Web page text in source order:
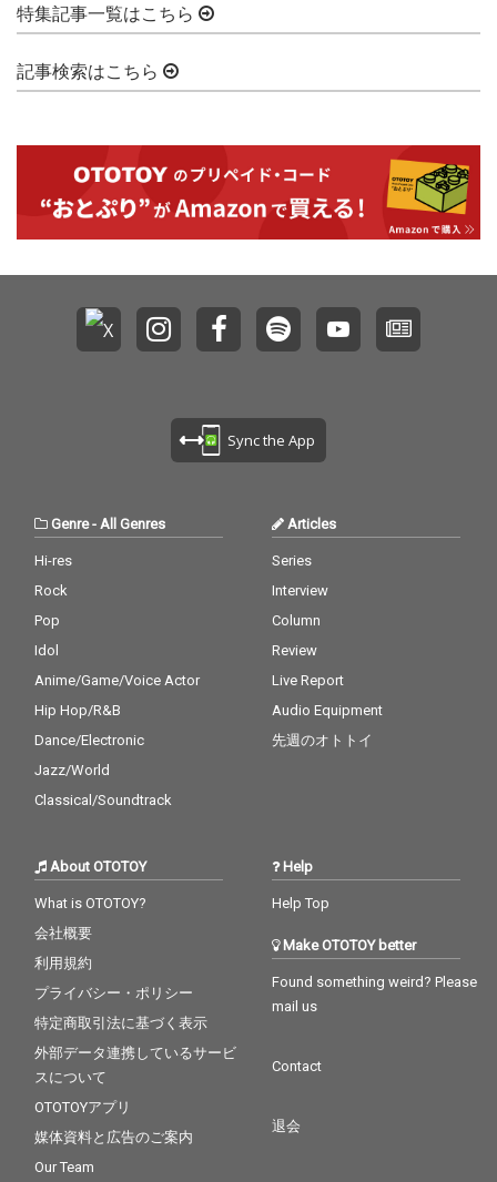
特集記事一覧はこちら
記事検索はこちら
Sync the App
Genre- All Genres
Hi-res
Rock
Pop
Idol
Anime/Game/Voice Actor
Hip Hop/R&B
Dance/Electronic
Jazz/World
Classical/Soundtrack
Articles
Series
Interview
Column
Review
Live Report
Audio Equipment
先週のオトトイ
About OTOTOY
What is OTOTOY?
会社概要
利用規約
プライバシー・ポリシー
特定商取引法に基づく表示
外部データ連携しているサービ
スについて
OTOTOYアプリ
媒体資料と広告のご案内
Our Team
Help
Help Top
Make OTOTOY better
Found something weird? Please
mail us
Contact
退会